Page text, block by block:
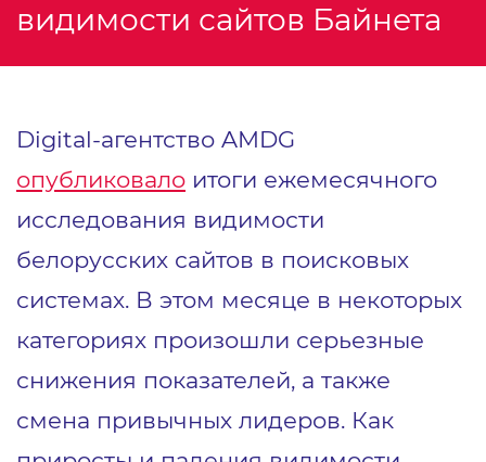
видимости сайтов Байнета
Digital-агентство AMDG
опубликовало итоги ежемесячного
исследования видимости
белорусских сайтов в поисковых
системах. В этом месяце в некоторых
категориях произошли серьезные
снижения показателей, а также
смена привычных лидеров. Как